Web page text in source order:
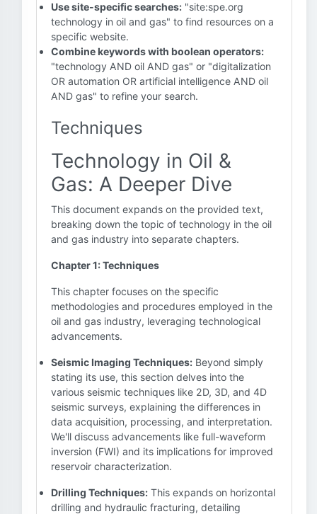
Use site-specific searches: "site:spe.org
technology in oil and gas" to find resources on a
specific website.
Combine keywords with boolean operators:
"technology AND oil AND gas" or "digitalization
OR automation OR artificial intelligence AND oil
AND gas" to refine your search.
Techniques
Technology in Oil &
Gas: A Deeper Dive
This document expands on the provided text,
breaking down the topic of technology in the oil
and gas industry into separate chapters.
Chapter 1: Techniques
This chapter focuses on the specific
methodologies and procedures employed in the
oil and gas industry, leveraging technological
advancements.
Seismic Imaging Techniques: Beyond simply
stating its use, this section delves into the
various seismic techniques like 2D, 3D, and 4D
seismic surveys, explaining the differences in
data acquisition, processing, and interpretation.
We'll discuss advancements like full-waveform
inversion (FWI) and its implications for improved
reservoir characterization.
Drilling Techniques: This expands on horizontal
drilling and hydraulic fracturing, detailing